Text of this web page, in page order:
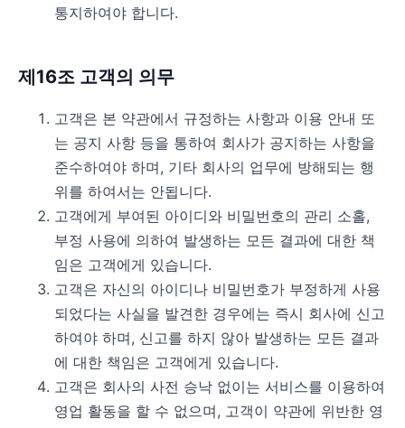
통지하여야 합니다.
제16조 고객의 의무
고객은 본 약관에서 규정하는 사항과 이용 안내 또
는 공지 사항 등을 통하여 회사가 공지하는 사항을
준수하여야 하며, 기타 회사의 업무에 방해되는 행
위를 하여서는 안됩니다.
고객에게 부여된 아이디와 비밀번호의 관리 소홀,
부정 사용에 의하여 발생하는 모든 결과에 대한 책
임은 고객에게 있습니다.
고객은 자신의 아이디나 비밀번호가 부정하게 사용
되었다는 사실을 발견한 경우에는 즉시 회사에 신고
하여야 하며, 신고를 하지 않아 발생하는 모든 결과
에 대한 책임은 고객에게 있습니다.
고객은 회사의 사전 승낙 없이는 서비스를 이용하여
영업 활동을 할 수 없으며, 고객이 약관에 위반한 영